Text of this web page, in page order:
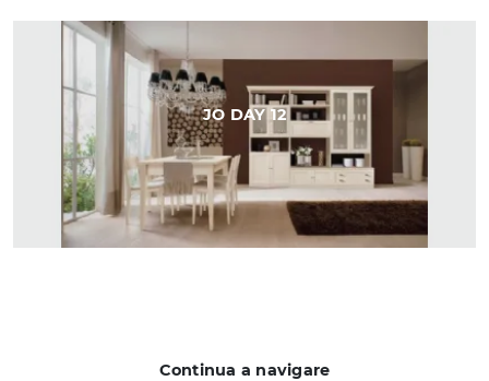
JO DAY 12
Continua a navigare